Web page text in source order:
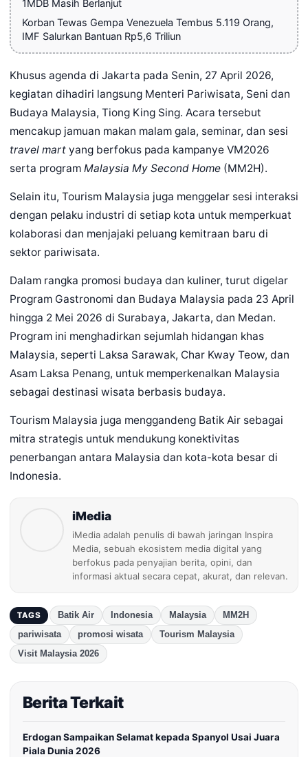
1MDB Masih Berlanjut
Korban Tewas Gempa Venezuela Tembus 5.119 Orang,
IMF Salurkan Bantuan Rp5,6 Triliun
Khusus agenda di Jakarta pada Senin, 27 April 2026,
kegiatan dihadiri langsung Menteri Pariwisata, Seni dan
Budaya Malaysia, Tiong King Sing. Acara tersebut
mencakup jamuan makan malam gala, seminar, dan sesi
travel mart yang berfokus pada kampanye VM2026
serta program Malaysia My Second Home (MM2H).
Selain itu, Tourism Malaysia juga menggelar sesi interaksi
dengan pelaku industri di setiap kota untuk memperkuat
kolaborasi dan menjajaki peluang kemitraan baru di
sektor pariwisata.
Dalam rangka promosi budaya dan kuliner, turut digelar
Program Gastronomi dan Budaya Malaysia pada 23 April
hingga 2 Mei 2026 di Surabaya, Jakarta, dan Medan.
Program ini menghadirkan sejumlah hidangan khas
Malaysia, seperti Laksa Sarawak, Char Kway Teow, dan
Asam Laksa Penang, untuk memperkenalkan Malaysia
sebagai destinasi wisata berbasis budaya.
Tourism Malaysia juga menggandeng Batik Air sebagai
mitra strategis untuk mendukung konektivitas
penerbangan antara Malaysia dan kota-kota besar di
Indonesia.
iMedia
iMedia adalah penulis di bawah jaringan Inspira
Media, sebuah ekosistem media digital yang
berfokus pada penyajian berita, opini, dan
informasi aktual secara cepat, akurat, dan relevan.
TAGS Batik Air Indonesia Malaysia
MM2H
pariwisata
promosi wisata
Tourism Malaysia
Visit Malaysia 2026
Berita Terkait
Erdogan Sampaikan Selamat kepada Spanyol Usai Juara
Piala Dunia 2026